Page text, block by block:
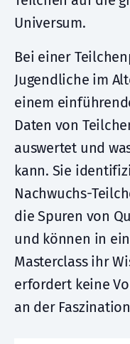
Universum.
Bei einer
Jugendliche im
einem
Daten von
auswertet und
kann. Sie
Nachwuchs-
die Spuren von
und können in
Masterclass ihr
erfordert keine
an der